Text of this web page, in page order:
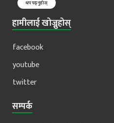
थप पढ्नुहोस्
हामीलाई खोज्नुहोस्
facebook
youtube
twitter
सम्पर्क